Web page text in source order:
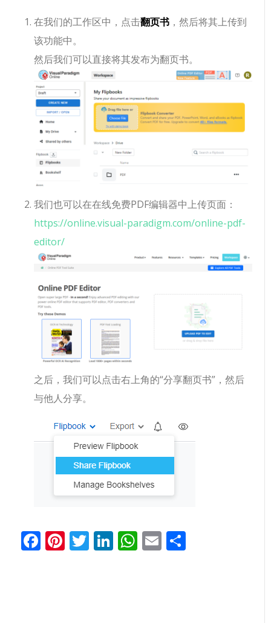
在我们的工作区中，点击翻页书 ，然后将其上传到
该功能中。
然后我们可以直接将其发布为翻页书。
我们也可以在在线免费PDF编辑器中上传页面：
https://online.visual-paradigm.com/online-pdf-
editor/
之后，我们可以点击右上角的“分享翻页书”，然后
与他人分享。
Facebook
Pinterest
Twitter
LinkedIn
WhatsApp
Email